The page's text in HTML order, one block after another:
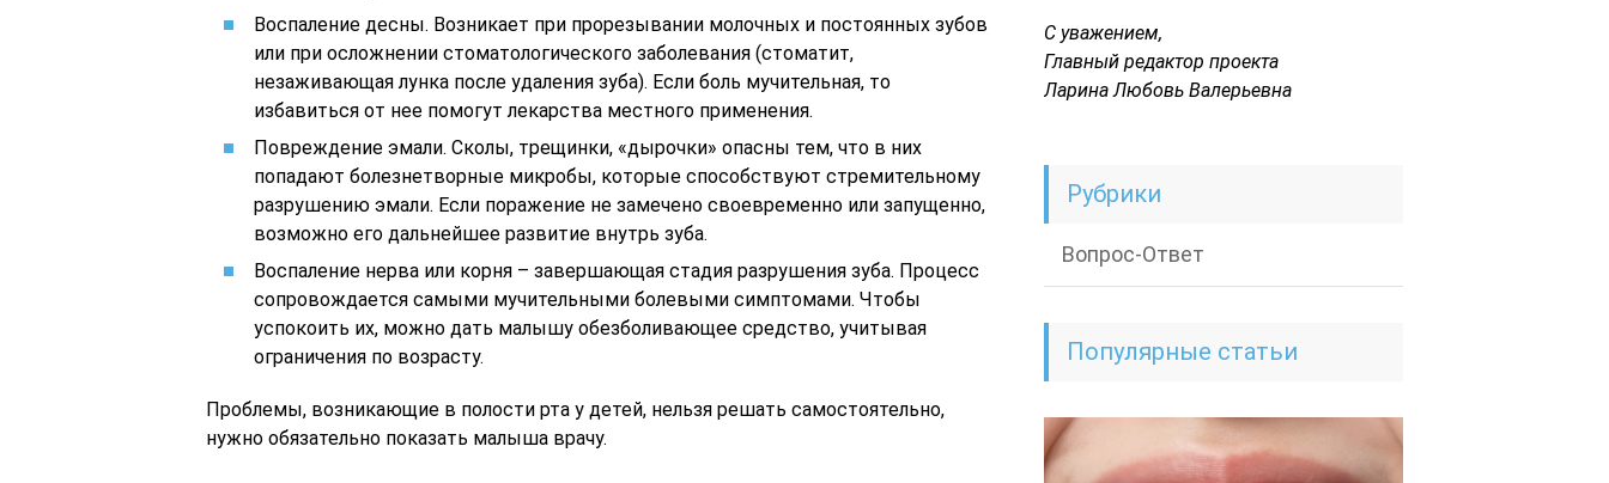
Воспаление десны. Возникает при прорезывании молочных и постоянных зубов
или при осложнении стоматологического заболевания (стоматит,
незаживающая лунка после удаления зуба). Если боль мучительная, то
избавиться от нее помогут лекарства местного применения.
Повреждение эмали. Сколы, трещинки, «дырочки» опасны тем, что в них
попадают болезнетворные микробы, которые способствуют стремительному
разрушению эмали. Если поражение не замечено своевременно или запущенно,
возможно его дальнейшее развитие внутрь зуба.
Воспаление нерва или корня – завершающая стадия разрушения зуба. Процесс
сопровождается самыми мучительными болевыми симптомами. Чтобы
успокоить их, можно дать малышу обезболивающее средство, учитывая
ограничения по возрасту.
Проблемы, возникающие в полости рта у детей, нельзя решать самостоятельно,
нужно обязательно показать малыша врачу.
С уважением,
Главный редактор проекта
Ларина Любовь Валерьевна
Рубрики
Вопрос-Ответ
Популярные статьи